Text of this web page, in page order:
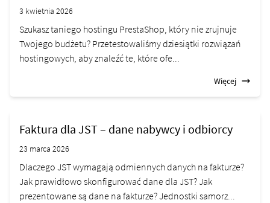
3 kwietnia 2026
Szukasz taniego hostingu PrestaShop, który nie zrujnuje
Twojego budżetu? Przetestowaliśmy dziesiątki rozwiązań
hostingowych, aby znaleźć te, które ofe...
Więcej
Faktura dla JST – dane nabywcy i odbiorcy
23 marca 2026
Dlaczego JST wymagają odmiennych danych na fakturze?
Jak prawidłowo skonfigurować dane dla JST? Jak
prezentowane są dane na fakturze? Jednostki samorz...